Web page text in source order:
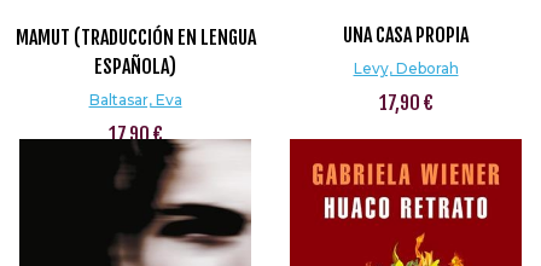
MAMUT (TRADUCCIÓN EN LENGUA
ESPAÑOLA)
Baltasar, Eva
17,90 €
UNA CASA PROPIA
Levy, Deborah
17,90 €